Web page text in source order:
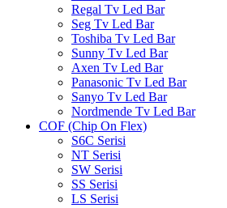
Regal Tv Led Bar
Seg Tv Led Bar
Toshiba Tv Led Bar
Sunny Tv Led Bar
Axen Tv Led Bar
Panasonic Tv Led Bar
Sanyo Tv Led Bar
Nordmende Tv Led Bar
COF (Chip On Flex)
S6C Serisi
NT Serisi
SW Serisi
SS Serisi
LS Serisi